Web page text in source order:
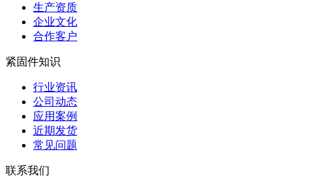
生产资质
企业文化
合作客户
紧固件知识
行业资讯
公司动态
应用案例
近期发货
常见问题
联系我们